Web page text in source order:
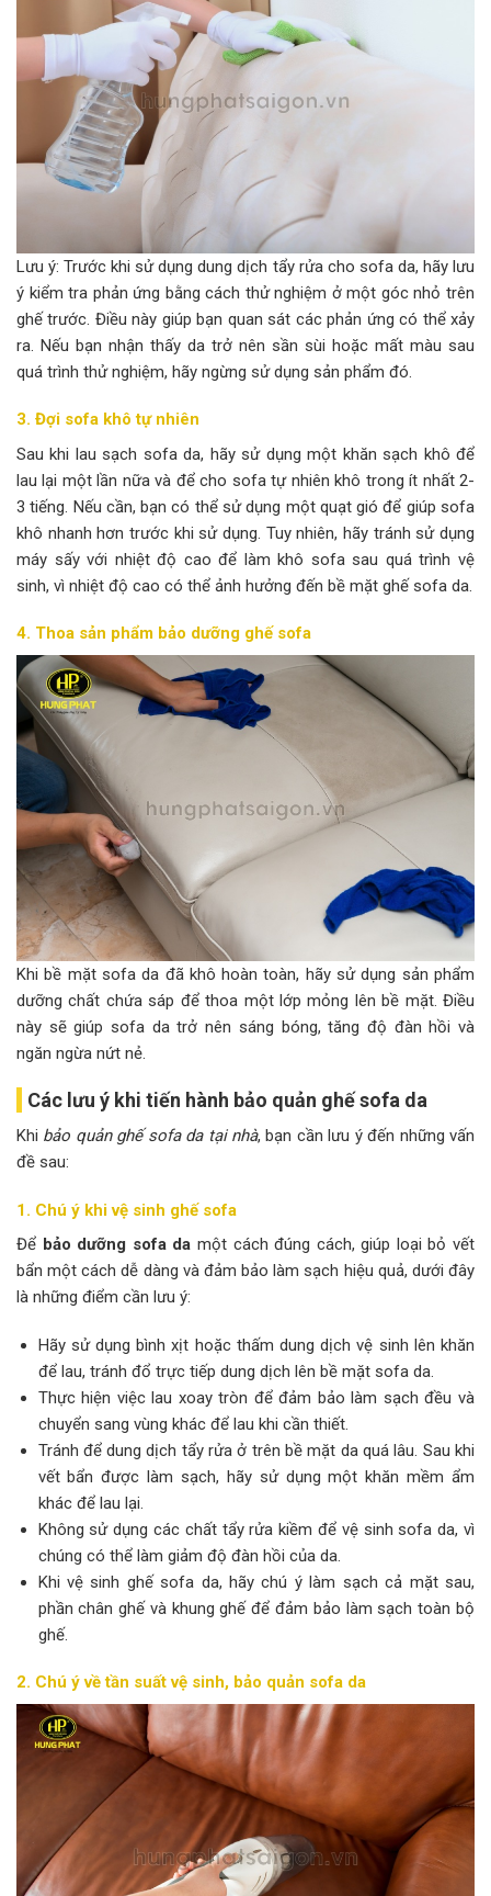
Lưu ý: Trước khi sử dụng dung dịch tẩy rửa cho sofa da, hãy lưu
ý kiểm tra phản ứng bằng cách thử nghiệm ở một góc nhỏ trên
ghế trước. Điều này giúp bạn quan sát các phản ứng có thể xảy
ra. Nếu bạn nhận thấy da trở nên sần sùi hoặc mất màu sau
quá trình thử nghiệm, hãy ngừng sử dụng sản phẩm đó.
3. Đợi sofa khô tự nhiên
Sau khi lau sạch sofa da, hãy sử dụng một khăn sạch khô để
lau lại một lần nữa và để cho sofa tự nhiên khô trong ít nhất 2-
3 tiếng. Nếu cần, bạn có thể sử dụng một quạt gió để giúp sofa
khô nhanh hơn trước khi sử dụng. Tuy nhiên, hãy tránh sử dụng
máy sấy với nhiệt độ cao để làm khô sofa sau quá trình vệ
sinh, vì nhiệt độ cao có thể ảnh hưởng đến bề mặt ghế sofa da.
4. Thoa sản phẩm bảo dưỡng ghế sofa
Khi bề mặt sofa da đã khô hoàn toàn, hãy sử dụng sản phẩm
dưỡng chất chứa sáp để thoa một lớp mỏng lên bề mặt. Điều
này sẽ giúp sofa da trở nên sáng bóng, tăng độ đàn hồi và
ngăn ngừa nứt nẻ.
Các lưu ý khi tiến hành bảo quản ghế sofa da
Khi bảo quản ghế sofa da tại nhà, bạn cần lưu ý đến những vấn
đề sau:
1. Chú ý khi vệ sinh ghế sofa
Để bảo dưỡng sofa da một cách đúng cách, giúp loại bỏ vết
bẩn một cách dễ dàng và đảm bảo làm sạch hiệu quả, dưới đây
là những điểm cần lưu ý:
Hãy sử dụng bình xịt hoặc thấm dung dịch vệ sinh lên khăn
để lau, tránh đổ trực tiếp dung dịch lên bề mặt sofa da.
Thực hiện việc lau xoay tròn để đảm bảo làm sạch đều và
chuyển sang vùng khác để lau khi cần thiết.
Tránh để dung dịch tẩy rửa ở trên bề mặt da quá lâu. Sau khi
vết bẩn được làm sạch, hãy sử dụng một khăn mềm ẩm
khác để lau lại.
Không sử dụng các chất tẩy rửa kiềm để vệ sinh sofa da, vì
chúng có thể làm giảm độ đàn hồi của da.
Khi vệ sinh ghế sofa da, hãy chú ý làm sạch cả mặt sau,
phần chân ghế và khung ghế để đảm bảo làm sạch toàn bộ
ghế.
2. Chú ý về tần suất vệ sinh, bảo quản sofa da